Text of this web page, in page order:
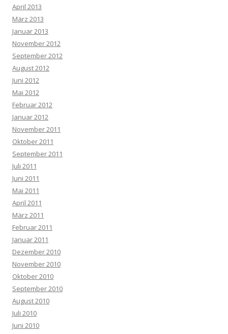
April 2013
März 2013
Januar 2013
November 2012
September 2012
August 2012
Juni 2012
Mai 2012
Februar 2012
Januar 2012
November 2011
Oktober 2011
September 2011
Juli 2011
Juni 2011
Mai 2011
April 2011
März 2011
Februar 2011
Januar 2011
Dezember 2010
November 2010
Oktober 2010
September 2010
August 2010
Juli 2010
Juni 2010